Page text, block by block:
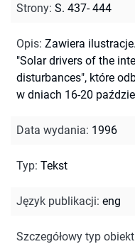
Strony: S. 437- 444
Opis: Zawiera ilustracje.
"Solar drivers of the
disturbances", które
w dniach 16-20
Data wydania: 1996
Typ: Tekst
Język publikacji: eng
Szczegółowy typ